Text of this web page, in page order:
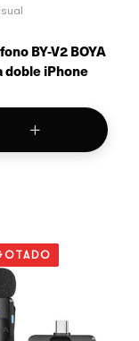
BY-V2 BOYA
doble iPhone